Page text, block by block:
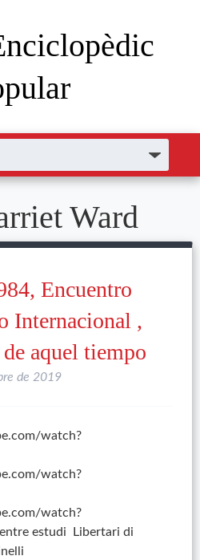
Ward
Encuentro
Internacional ,
aquel tiempo
de 2019
watch?
watch?
watch?
estudi Libertari di